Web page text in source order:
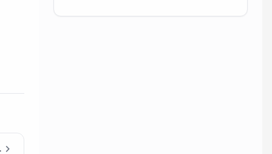
đào tạo) chevron_right
PHAMATECH
Phần Mềm